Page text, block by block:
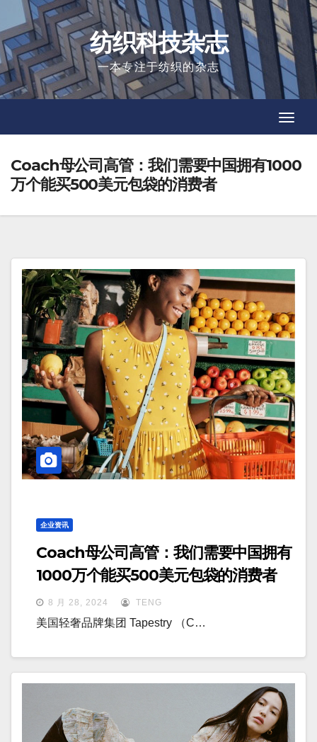
to
content
纺织科技杂志
一本专注于纺织的杂志
Coach母公司高管：我们需要中国拥有1000
万个能买500美元包袋的消费者
企业资讯
Coach母公司高管：我们需要中国拥有
1000万个能买500美元包袋的消费者
8 月 28, 2024 TENG
美国轻奢品牌集团 Tapestry （C…